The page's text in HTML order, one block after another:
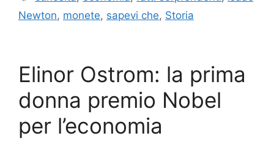
Newton, monete, sapevi che, Storia
Elinor Ostrom: la prima
donna premio Nobel
per l’economia